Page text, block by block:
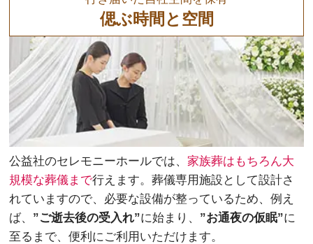
偲ぶ時間と空間
公益社のセレモニーホールでは、 家族葬はもちろん大
規模な葬儀まで行えます。葬儀専用施設として設計さ
れていますので、必要な設備が整っているため、例え
ば、 ”ご逝去後の受入れ”に始まり、 ”お通夜の仮眠”に
至るまで、便利にご利用いただけます。